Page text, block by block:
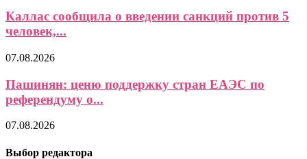
Каллас сообщила о введении санкций против 5
человек,...
07.08.2026
Пашинян: ценю поддержку стран ЕАЭС по
референдуму о...
07.08.2026
Выбор редактора